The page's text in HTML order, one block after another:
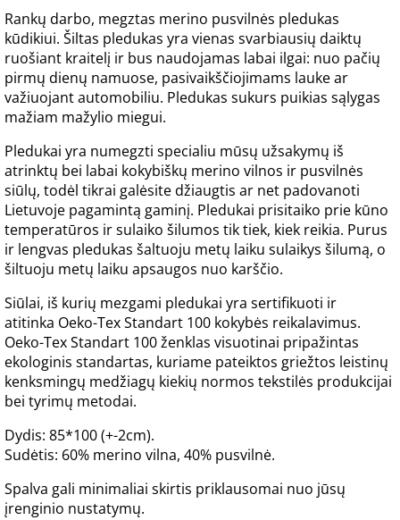
Rankų darbo, megztas merino pusvilnės pledukas
kūdikiui. Šiltas pledukas yra vienas svarbiausių daiktų
ruošiant kraitelį ir bus naudojamas labai ilgai: nuo pačių
pirmų dienų namuose, pasivaikščiojimams lauke ar
važiuojant automobiliu. Pledukas sukurs puikias sąlygas
mažiam mažylio miegui.
Pledukai yra numegzti specialiu mūsų užsakymų iš
atrinktų bei labai kokybiškų merino vilnos ir pusvilnės
siūlų, todėl tikrai galėsite džiaugtis ar net padovanoti
Lietuvoje pagamintą gaminį. Pledukai prisitaiko prie kūno
temperatūros ir sulaiko šilumos tik tiek, kiek reikia. Purus
ir lengvas pledukas šaltuoju metų laiku sulaikys šilumą, o
šiltuoju metų laiku apsaugos nuo karščio.
Siūlai, iš kurių mezgami pledukai yra sertifikuoti ir
atitinka Oeko-Tex Standart 100 kokybės reikalavimus.
Oeko-Tex Standart 100 ženklas visuotinai pripažintas
ekologinis standartas, kuriame pateiktos griežtos leistinų
kenksmingų medžiagų kiekių normos tekstilės produkcijai
bei tyrimų metodai.
Dydis: 85*100 (+-2cm).
Sudėtis: 60% merino vilna, 40% pusvilnė.
Spalva gali minimaliai skirtis priklausomai nuo jūsų
įrenginio nustatymų.